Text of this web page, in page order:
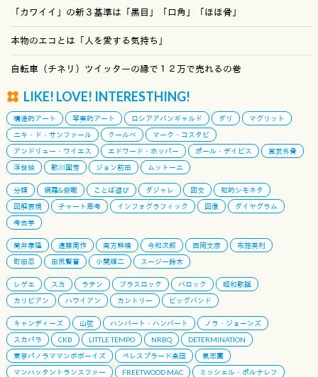
「カワイイ」の新３基準は「黒目」「口角」「ほほ骨」
本物のエコとは「人を愛する気持ち」
自転車（チネリ）ツイッターの縁で１２万で売れるの巻
LIKE! LOVE! INTERESTHING!
構造的アート 写実的アート ロシアアバンギャルド ダリ
マグリット
ニキ・ド・サンファール
クールベ
マーク・コスタビ
アンドリュー・ワイエス
エドワード・ホッパー ポール・デイビス
宮武外骨
浮世絵
歌川国芳 ジョン前田 ムットーニ
分類 網羅&俯瞰 ことば遊び ダジャレ 回文
知的シモネタ
図解表現
チャート思考 インフォグラフィック 図像
ダイヤグラム
考古学
筒井康隆 遠藤周作 南方熊楠 今和次郎 西岡文彦
布施英利
町田忍
田尻賢誉 小関順二 スージー鈴木
レゲエ スカ ラテン ブラスロック バロック
昭和歌謡
カリビアン
ハワイアン カントリー ビッグバンド
キャンディーズ 山弦 ハンバート・ハンバート
ノラ・ジョーンズ
スカパラ
CKB LITTLE TEMPO NRBQ
DETERMINATION
東京パノラママンボボーイズ
ペレスプラード楽団
氣志團
マンハッタントランスファー
FREETWOOD MAC
ミッシェル・ポルナレフ